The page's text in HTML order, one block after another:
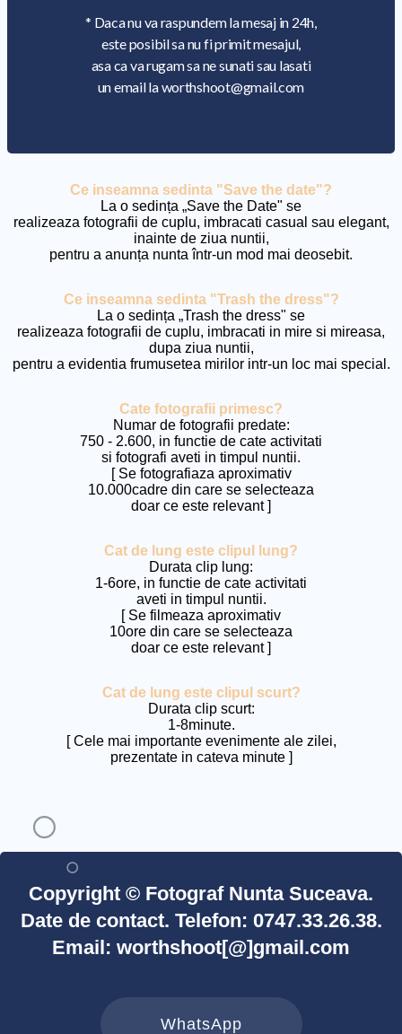
* Daca nu va raspundem la mesaj in 24h,
este posibil sa nu fi primit mesajul,
asa ca va rugam sa ne sunati sau lasati
un email la worthshoot@gmail.com
Ce inseamna sedinta "Save the date"?
La o sedința „Save the Date" se
realizeaza fotografii de cuplu, imbracati casual sau elegant,
inainte de ziua nuntii,
pentru a anunța nunta într-un mod mai deosebit.
Ce inseamna sedinta "Trash the dress"?
La o sedința „Trash the dress" se
realizeaza fotografii de cuplu, imbracati in mire si mireasa,
dupa ziua nuntii,
pentru a evidentia frumusetea mirilor intr-un loc mai special.
Cate fotografii primesc?
Numar de fotografii predate:
750 - 2.600, in functie de cate activitati
si fotografi aveti in timpul nuntii.
[ Se fotografiaza aproximativ
10.000cadre din care se selecteaza
doar ce este relevant ]
Cat de lung este clipul lung?
Durata clip lung:
1-6ore, in functie de cate activitati
aveti in timpul nuntii.
[ Se filmeaza aproximativ
10ore din care se selecteaza
doar ce este relevant ]
Cat de lung este clipul scurt?
Durata clip scurt:
1-8minute.
[ Cele mai importante evenimente ale zilei,
prezentate in cateva minute ]
Copyright © Fotograf Nunta Suceava.
Date de contact. Telefon: 0747.33.26.38.
Email: worthshoot[@]gmail.com
WhatsApp